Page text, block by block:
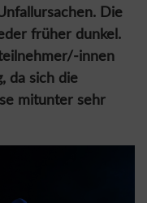
Die
früher dunkel.
innen
da sich die
mitunter sehr